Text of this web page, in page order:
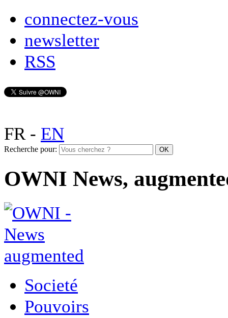
connectez-vous
newsletter
RSS
FR- EN
Recherche pour:
OWNI News,
Societé
Pouvoirs